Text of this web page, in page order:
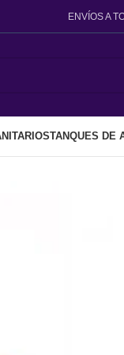
ENVÍOS A
TANQUES DE